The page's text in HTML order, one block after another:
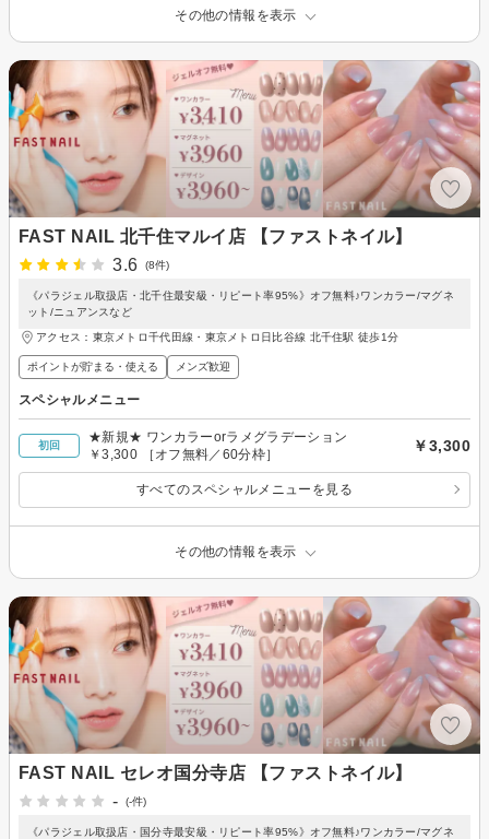
その他の情報を表示
FAST NAIL 北千住マルイ店 【ファストネイル】
3.6
(8件)
《パラジェル取扱店・北千住最安級・リピート率95%》オフ無料♪ワンカラー/マグネ
ット/ニュアンスなど
アクセス：東京メトロ千代田線・東京メトロ日比谷線 北千住駅 徒歩1分
ポイントが貯まる・使える メンズ歓迎
スペシャルメニュー
初回
★新規★ ワンカラーorラメグラデーション
￥3,300 ［オフ無料／60分枠］
￥3,300
すべてのスペシャルメニューを見る
その他の情報を表示
FAST NAIL セレオ国分寺店 【ファストネイル】
-
(-件)
《パラジェル取扱店・国分寺最安級・リピート率95%》オフ無料♪ワンカラー/マグネ